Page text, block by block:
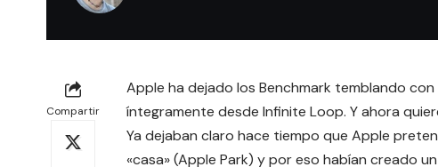
Compartir
Apple ha dejado los Benchmark temblando
íntegramente desde Infinite Loop. Y ahora
Ya dejaban claro hace tiempo que Apple
«casa» (Apple Park) y por eso habían creado